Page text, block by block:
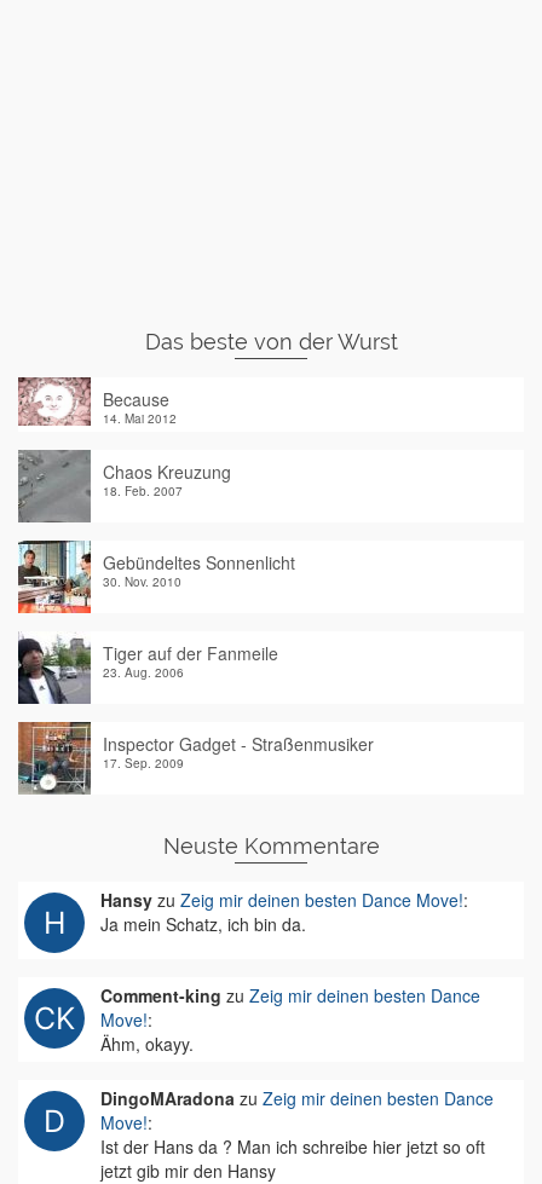
Das beste von der Wurst
Because
14. Mai 2012
Chaos Kreuzung
18. Feb. 2007
Gebündeltes Sonnenlicht
30. Nov. 2010
Tiger auf der Fanmeile
23. Aug. 2006
Inspector Gadget - Straßenmusiker
17. Sep. 2009
Neuste Kommentare
Hansy zu Zeig mir deinen besten Dance Move!:
Ja mein Schatz, ich bin da.
Comment-king zu Zeig mir deinen besten Dance
Move!:
Ähm, okayy.
DingoMAradona zu Zeig mir deinen besten Dance
Move!:
Ist der Hans da ? Man ich schreibe hier jetzt so oft
jetzt gib mir den Hansy